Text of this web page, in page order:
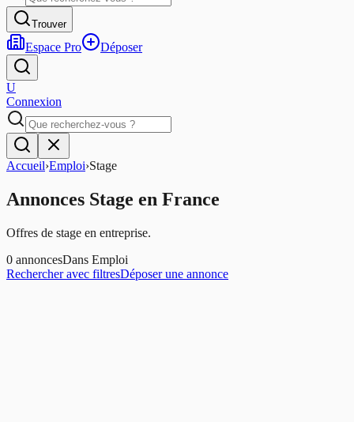
Trouver
Espace Pro Déposer
U
Connexion
Accueil›Emploi›Stage
Annonces Stage en France
Offres de stage en entreprise.
0 annoncesDans Emploi
Rechercher avec filtresDéposer une annonce